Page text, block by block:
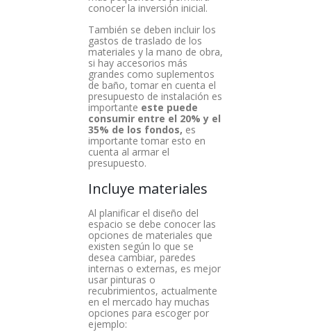
conocer la inversión inicial.
También se deben incluir los
gastos de traslado de los
materiales y la mano de obra,
si hay accesorios más
grandes como suplementos
de baño, tomar en cuenta el
presupuesto de instalación es
importante este puede
consumir entre el 20% y el
35% de los fondos, es
importante tomar esto en
cuenta al armar el
presupuesto.
Incluye materiales
Al planificar el diseño del
espacio se debe conocer las
opciones de materiales que
existen según lo que se
desea cambiar, paredes
internas o externas, es mejor
usar pinturas o
recubrimientos, actualmente
en el mercado hay muchas
opciones para escoger por
ejemplo: